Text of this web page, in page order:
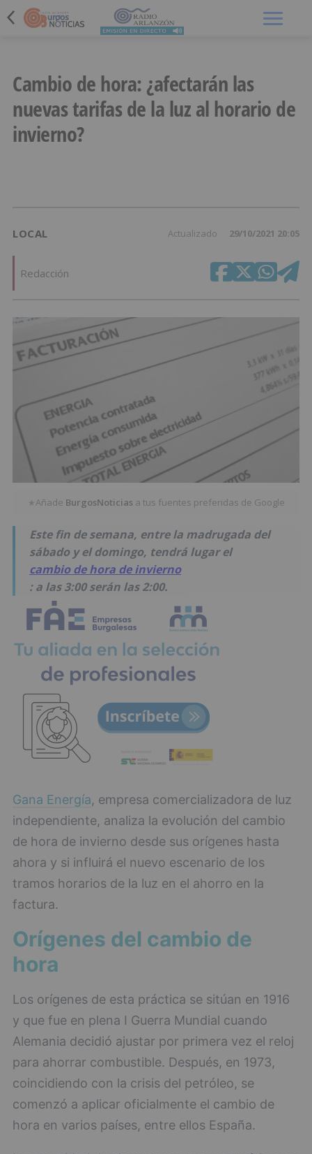
Cambio de hora: ¿afectarán las
nuevas tarifas de la luz al horario de
invierno?
LOCAL Actualizado 29/10/2021 20:05
Redacción
★Añade BurgosNoticias a tus fuentes preferidas de Google
Este fin de semana, entre la madrugada del
sábado y el domingo, tendrá lugar el
cambio de hora de invierno
: a las 3:00 serán las 2:00.
Gana Energía, empresa comercializadora de luz
independiente, analiza la evolución del cambio
de hora de invierno desde sus orígenes hasta
ahora y si influirá el nuevo escenario de los
tramos horarios de la luz en el ahorro en la
factura.
Orígenes del cambio de
hora
Los orígenes de esta práctica se sitúan en 1916
y que fue en plena I Guerra Mundial cuando
Alemania decidió ajustar por primera vez el reloj
para ahorrar combustible. Después, en 1973,
coincidiendo con la crisis del petróleo, se
comenzó a aplicar oficialmente el cambio de
hora en varios países, entre ellos España.